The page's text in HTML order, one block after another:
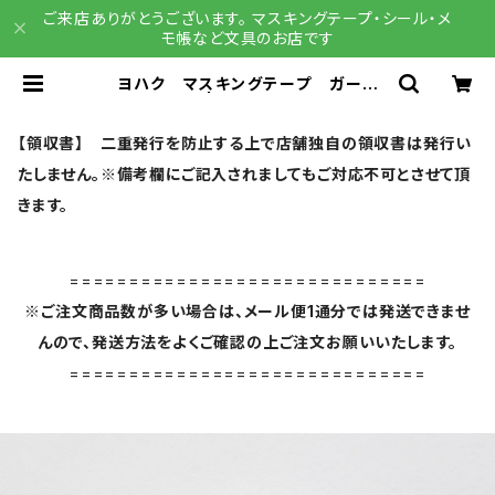
ご来店ありがとうございます。 マスキングテープ・シール・メ
モ帳など文具のお店です
ヨハク マスキングテープ ガーデ
【領収書】 二重発行を防止する上で店舗独自の領収書は発行い
たしません。※備考欄にご記入されましてもご対応不可とさせて頂
きます。
==============================
※ご注文商品数が多い場合は、メール便1通分では発送できませ
んので、発送方法をよくご確認の上ご注文お願いいたします。
==============================